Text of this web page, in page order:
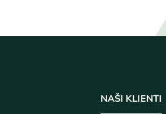
NAŠI KLIENTI